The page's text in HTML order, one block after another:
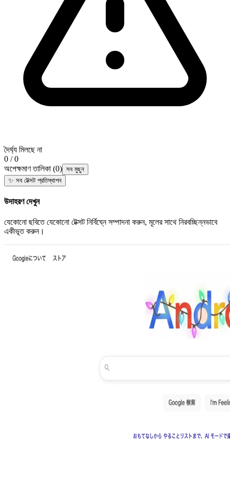
দৈর্ঘ্য মিলছে না
0 / 0
অপেক্ষমাণ তালিকা (0) সব মুছুন
✨ সব টেক্সট প্রতিস্থাপন
উদাহরণ দেখুন
যেকোনো ছবিতে যেকোনো টেক্সট নির্বিঘ্নে সম্পাদনা করুন, মূলের সাথে নিরবচ্ছিন্নভাবে
একীভূত করুন।